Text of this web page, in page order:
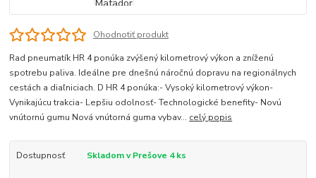
Ohodnotiť produkt
Rad pneumatík HR 4 ponúka zvýšený kilometrový výkon a zníženú
spotrebu paliva. Ideálne pre dnešnú náročnú dopravu na regionálnych
cestách a diaľniciach. D HR 4 ponúka:- Vysoký kilometrový výkon-
Vynikajúcu trakcia- Lepšiu odolnosť- Technologické benefity- Novú
vnútornú gumu Nová vnútorná guma vybav... celý popis
Dostupnosť Skladom v Prešove 4 ks